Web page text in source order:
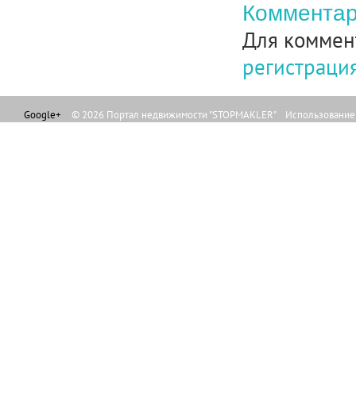
Для
Google+ © 2026 Портал недвижимости "STOPMAKLER"